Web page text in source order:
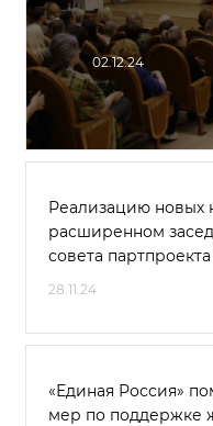
02.12.24
Реализацию новых
расширенном
совета
28.11.24
«Единая Россия»
мер по поддержке